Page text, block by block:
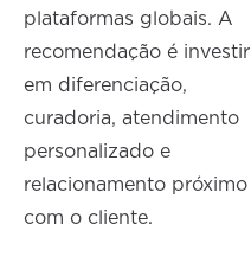
plataformas globais. A
recomendação é investir
em diferenciação,
curadoria, atendimento
personalizado e
relacionamento próximo
com o cliente.